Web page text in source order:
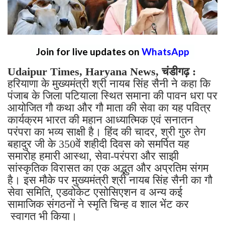
Join for live updates on WhatsApp
Udaipur Times, Haryana News, चंडीगढ़ :
हरियाणा के मुख्यमंत्री श्री नायब सिंह सैनी ने कहा कि
पंजाब के जिला पटियाला स्थित समाना की पावन धरा पर
आयोजित गौ कथा और गौ माता की सेवा का यह पवित्र
कार्यक्रम भारत की महान आध्यात्मिक एवं सनातन
परंपरा का भव्य साक्षी है। हिंद की चादर, श्री गुरु तेग
बहादुर जी के 350वें शहीदी दिवस को समर्पित यह
समारोह हमारी आस्था, सेवा-परंपरा और साझी
सांस्कृतिक विरासत का एक अद्भुत और अप्रतिम संगम
है। इस मौके पर मुख्यमंत्री श्री नायब सिंह सैनी का गौ
सेवा समिति, एडवोकेट एसोसिएशन व अन्य कई
सामाजिक संगठनों ने स्मृति चिन्ह व शाल भेंट कर
स्वागत भी किया।